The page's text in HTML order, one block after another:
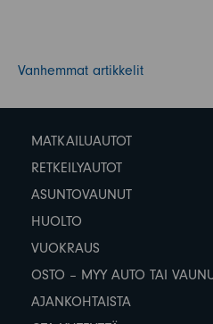
ARTIKKELIEN SELAUS
Vanhemmat artikkelit
MATKAILUAUTOT
RETKEILYAUTOT
ASUNTOVAUNUT
HUOLTO
VUOKRAUS
OSTO – MYY AUTO TAI
AJANKOHTAISTA